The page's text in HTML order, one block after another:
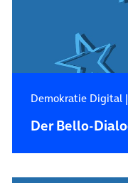
Demokratie Digital|
Der Bello-